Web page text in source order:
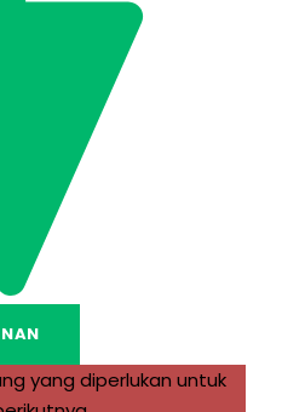
yang diperlukan untuk